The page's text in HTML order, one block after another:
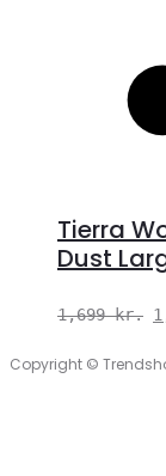
Tierra
Dust
1,699kr.
Copyright ©